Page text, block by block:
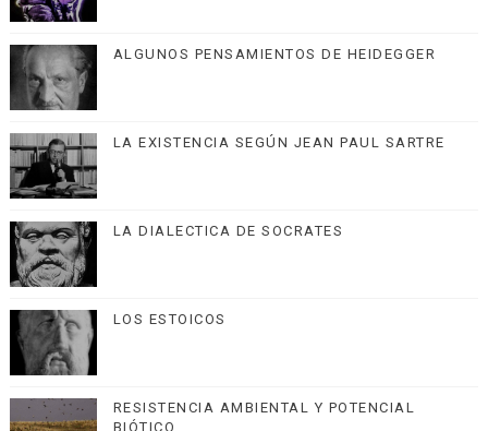
ALGUNOS PENSAMIENTOS DE HEIDEGGER
LA EXISTENCIA SEGÚN JEAN PAUL SARTRE
LA DIALECTICA DE SOCRATES
LOS ESTOICOS
RESISTENCIA AMBIENTAL Y POTENCIAL
BIÓTICO